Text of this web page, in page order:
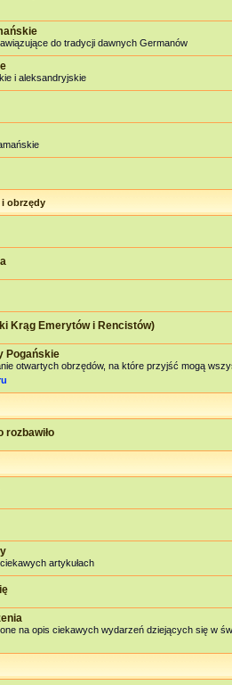
do tradycji dawnych Germanów
i aleksandryjskie
obrzędy
Krąg Emerytów i Rencistów)
Pogańskie
otwartych obrzędów, na które przyjść mogą
rozbawiło
artykułach
na opis ciekawych wydarzeń dziejących się w